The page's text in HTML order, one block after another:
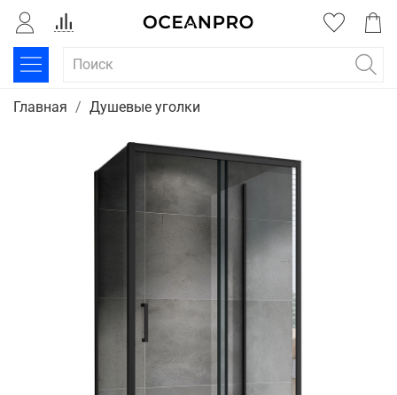
Главная Душевые уголки